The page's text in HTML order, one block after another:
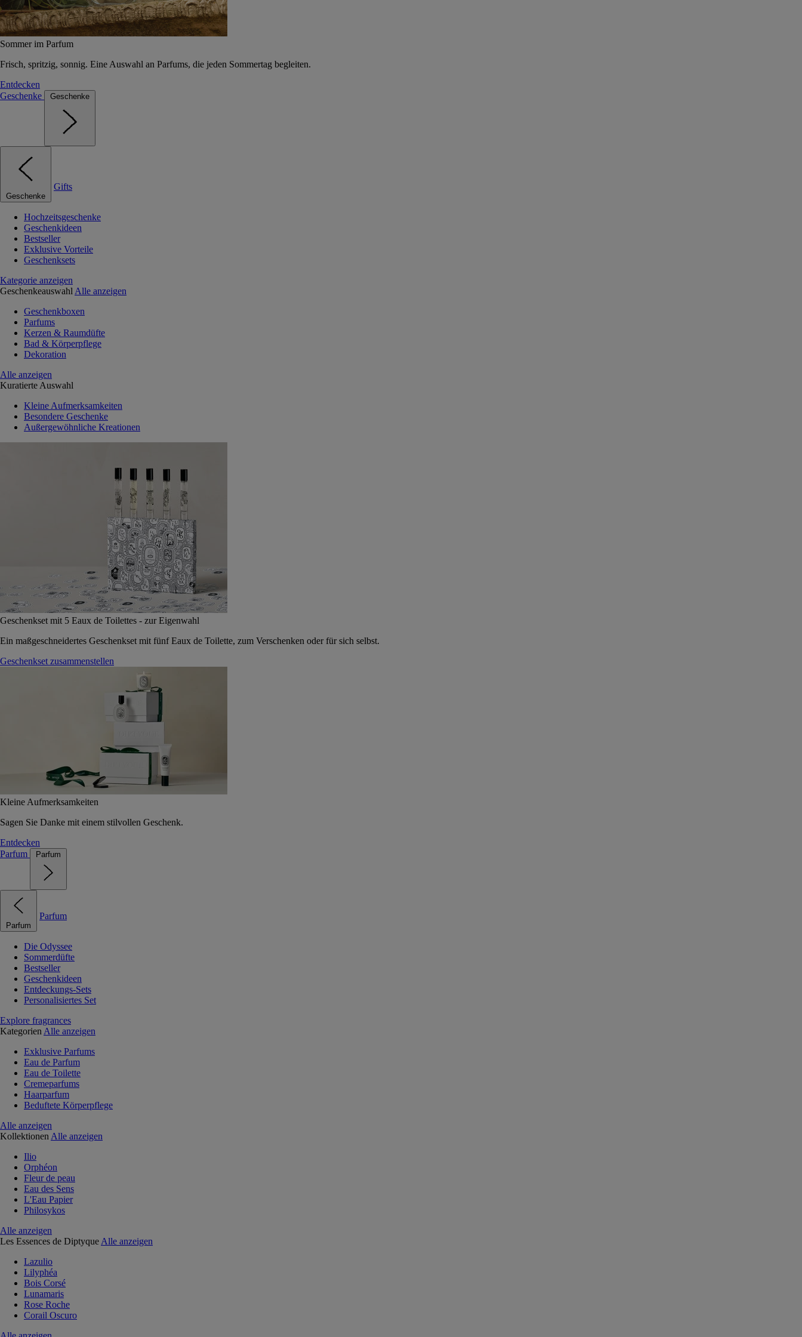
Sommer im Parfum
Frisch, spritzig, sonnig. Eine Auswahl an Parfums, die jeden Sommertag begleiten.
Entdecken
Geschenke
Geschenke
Geschenke
Gifts
Hochzeitsgeschenke
Geschenkideen
Bestseller
Exklusive Vorteile
Geschenksets
Kategorie anzeigen
Geschenkeauswahl Alle anzeigen
Geschenkboxen
Parfums
Kerzen & Raumdüfte
Bad & Körperpflege
Dekoration
Alle anzeigen
Kuratierte Auswahl
Kleine Aufmerksamkeiten
Besondere Geschenke
Außergewöhnliche Kreationen
Geschenkset mit 5 Eaux de Toilettes - zur Eigenwahl
Ein maßgeschneidertes Geschenkset mit fünf Eaux de Toilette, zum Verschenken oder für sich selbst.
Geschenkset zusammenstellen
Kleine Aufmerksamkeiten
Sagen Sie Danke mit einem stilvollen Geschenk.
Entdecken
Parfum
Parfum
Parfum
Parfum
Die Odyssee
Sommerdüfte
Bestseller
Geschenkideen
Entdeckungs-Sets
Personalisiertes Set
Explore fragrances
Kategorien Alle anzeigen
Exklusive Parfums
Eau de Parfum
Eau de Toilette
Cremeparfums
Haarparfum
Beduftete Körperpflege
Alle anzeigen
Kollektionen Alle anzeigen
Ilio
Orphéon
Fleur de peau
Eau des Sens
L'Eau Papier
Philosykos
Alle anzeigen
Les Essences de Diptyque Alle anzeigen
Lazulio
Lilyphéa
Bois Corsé
Lunamaris
Rose Roche
Corail Oscuro